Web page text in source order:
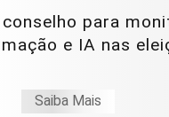
para
e IA nas
Saiba Mais